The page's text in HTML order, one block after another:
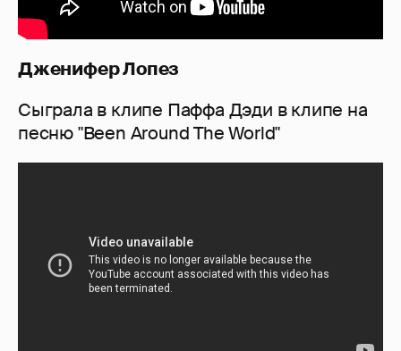
Дженифер Лопез
Сыграла в клипе Паффа Дэди в клипе на
песню "Been Around The World"